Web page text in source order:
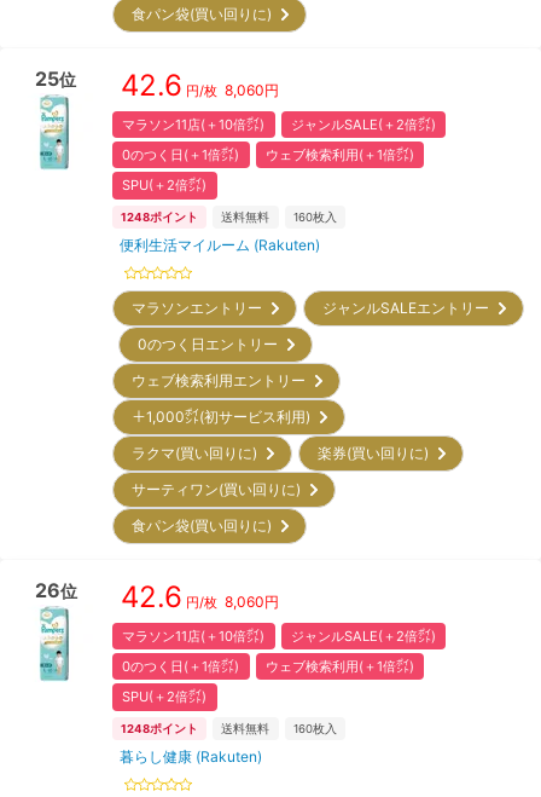
食パン袋(買い回りに)
25位 42.6 円/枚 8,060円
マラソン11店(＋10倍㌽)
ジャンルSALE(＋2倍㌽)
0のつく日(＋1倍㌽)
ウェブ検索利用(＋1倍㌽)
SPU(＋2倍㌽)
1248ポイント 送料無料 160枚入
便利生活マイルーム (Rakuten)
マラソンエントリー
ジャンルSALEエントリー
0のつく日エントリー
ウェブ検索利用エントリー
＋1,000㌽(初サービス利用)
ラクマ(買い回りに)
楽券(買い回りに)
サーティワン(買い回りに)
食パン袋(買い回りに)
26位 42.6 円/枚 8,060円
マラソン11店(＋10倍㌽)
ジャンルSALE(＋2倍㌽)
0のつく日(＋1倍㌽)
ウェブ検索利用(＋1倍㌽)
SPU(＋2倍㌽)
1248ポイント 送料無料 160枚入
暮らし健康 (Rakuten)